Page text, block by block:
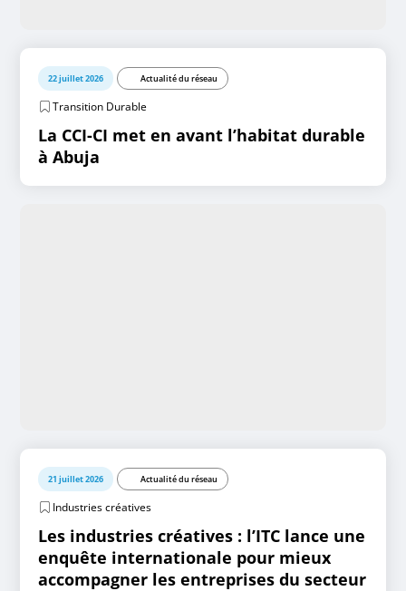
22 juillet 2026 Actualité du réseau
Transition Durable
La CCI-CI met en avant l’habitat durable
à Abuja
21 juillet 2026 Actualité du réseau
Industries créatives
Les industries créatives : l’ITC lance une
enquête internationale pour mieux
accompagner les entreprises du secteur